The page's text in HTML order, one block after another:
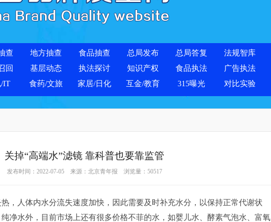
查 地方抽查 食品抽查 总局发布 总局答复 法规智库
回 基层动态 执法探讨 知识产权 食品执法 广告执法
IT 食药/文旅 家居/日化 互金/教育 315曝光 对比实验
关掉“高端水”滤镜 靠科普也要靠监管
发布时间：2022-07-05 来源：北京青年报 浏览量： 50517
人体内水分流失速度加快，因此需要及时补充水分，以保持正常代谢状
净水外，目前市场上还有很多价格不菲的水，如婴儿水、酵素气泡水、富氧